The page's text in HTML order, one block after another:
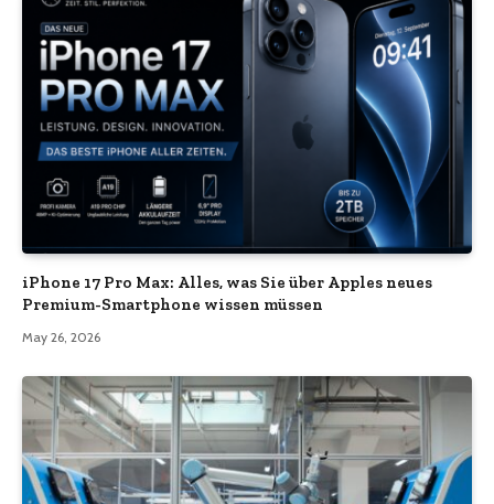
iPhone 17 Pro Max: Alles, was Sie über Apples neues
Premium-Smartphone wissen müssen
May 26, 2026